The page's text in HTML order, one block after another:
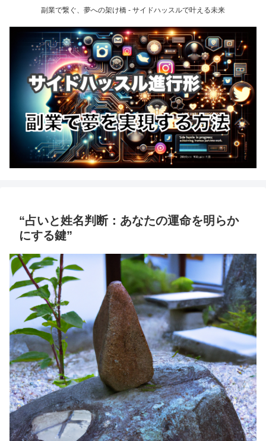
副業で繋ぐ、夢への架け橋 - サイドハッスルで叶える未来
“占いと姓名判断：あなたの運命を明らか
にする鍵”